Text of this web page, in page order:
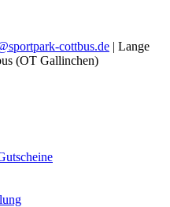
cottbus.de | Lange
(OT Gallinchen)